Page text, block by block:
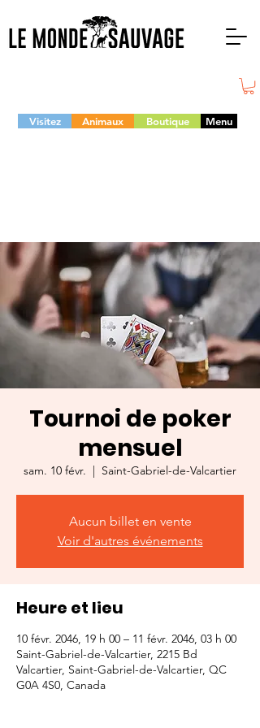
Visitez Animaux Boutique Menu
Tournoi de poker
mensuel
sam. 10 févr.
  |
Saint-Gabriel-de-Valcartier
Aucun billet en vente
Voir d'autres événements
Heure et lieu
10 févr. 2046, 19 h 00 – 11 févr. 2046, 03 h 00
Saint-Gabriel-de-Valcartier, 2215 Bd
Valcartier, Saint-Gabriel-de-Valcartier, QC
G0A 4S0, Canada